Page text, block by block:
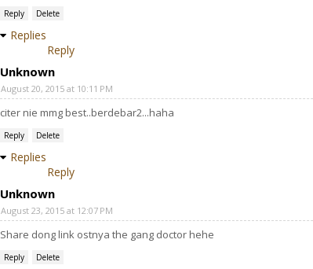
Reply Delete
Replies
Reply
Unknown
August 20, 2015 at 10:11 PM
citer nie mmg best..berdebar2...haha
Reply Delete
Replies
Reply
Unknown
August 23, 2015 at 12:07 PM
Share dong link ostnya the gang doctor hehe
Reply Delete